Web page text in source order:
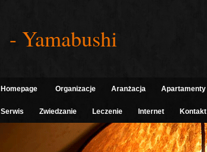
- Yamabushi
Homepage Organizacje Aranżacja Apartamenty
Serwis Zwiedzanie Leczenie Internet Kontakt